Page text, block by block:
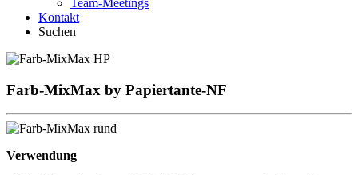
Team-Meetings
Kontakt
Suchen
Farb-MixMax by Papiertante-NF
Verwendung